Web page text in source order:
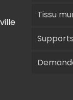
Tissu